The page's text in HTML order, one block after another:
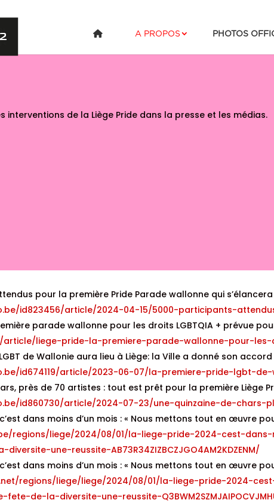
A PROPOS PHOTOS
interventions de la Liège Pride dans la presse et les médias.
pour la première Pride Parade wallonne qui
id823456/article/2024-04-15/5000-participants-
parade wallonne pour les droits LGBTQIA + prévue
liege-pride-la-premiere-parade-wallonne-pour-les-
de Wallonie aura lieu à Liège: la Ville a donné son
id674119/article/2023-06-07/la-premiere-pride-lgbt-
près de 70 artistes : tout est prêt pour la première Liège
id860730/article/2024-07-23/une-quinzaine-de-
c’est dans moins d’un mois : « Nous mettons tout en œuvre
regions/liege/2024/08/01/la-liege-pride-2024-cest-
une-reussite-AB73R34ZIZBCZJGO4AM2KDZENM/
c’est dans moins d’un mois : « Nous mettons tout en œuvre
regions/liege/liege/2024/08/01/la-liege-pride-2024-
de-la-diversite-une-reussite-